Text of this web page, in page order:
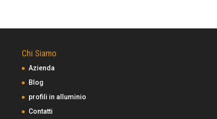
Chi Siamo
Azienda
Blog
profili in alluminio
Contatti